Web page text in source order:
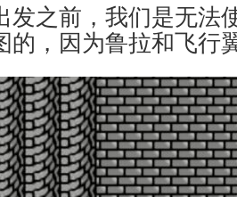
发之前，我们是无法
的，因为鲁拉和飞行